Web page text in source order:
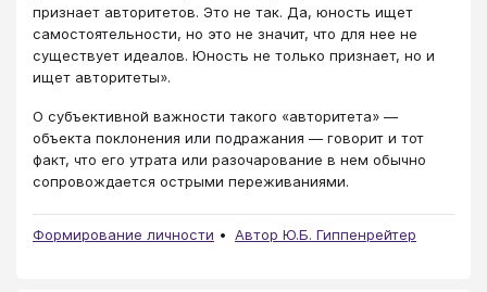
признает авторитетов. Это не так. Да, юность ищет
самостоятельности, но это не значит, что для нее не
существует идеалов. Юность не только признает, но и
ищет авторитеты».
О субъективной важности такого «авторитета» —
объекта поклонения или подражания — говорит и тот
факт, что его утрата или разочарование в нем обычно
сопровождается острыми переживаниями.
Формирование личности Автор Ю.Б. Гиппенрейтер